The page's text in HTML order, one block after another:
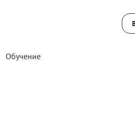
Обучение